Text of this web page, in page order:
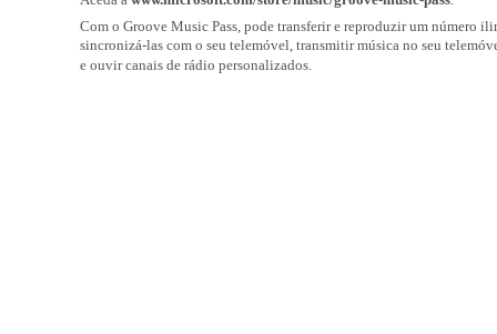
Com o Groove Music Pass, pode transferir e reproduzir um número
sincronizá-las com o seu telemóvel, transmitir música no seu
e ouvir canais de rádio personalizados.